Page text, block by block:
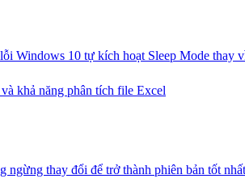
Windows 10 tự kích hoạt Sleep Mode thay
khả năng phân tích file Excel
ngừng thay đổi để trở thành phiên bản tốt